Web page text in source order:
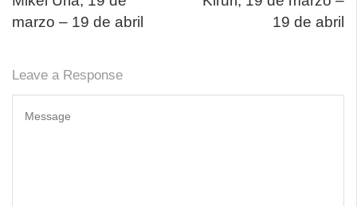
marzo – 19 de abril
19 de abril
Leave a Response